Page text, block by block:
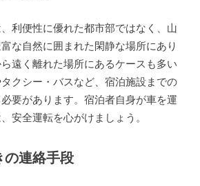
利便性に優れた都市部ではなく、山
な自然に囲まれた閑静な場所にあり
遠く離れた場所にあるケースも多い
クシー・バスなど、宿泊施設までの
要があります。宿泊者自身が車を運
安全運転を心がけましょう。
の連絡手段